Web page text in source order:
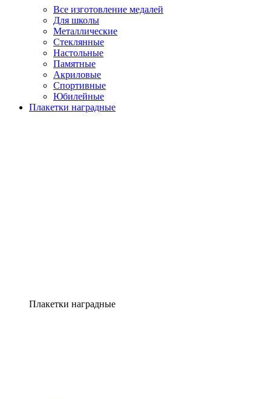
Все изготовление медалей
Для школы
Металлические
Стеклянные
Настольные
Памятные
Акриловые
Спортивные
Юбилейные
Плакетки наградные
Плакетки наградные